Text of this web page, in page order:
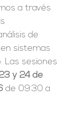
a través
de
sistemas
Las sesiones
y 24 de
de 09:30 a